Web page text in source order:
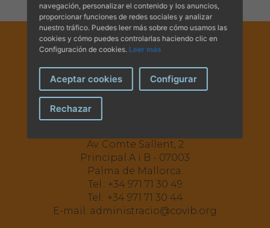
CONTACTO
Av. Comte Sallent, 2
Principal A i B - 07003
Palma de Mallorca.
Tel.: +34 971 71 30 49
Tel.: +34 971 71 30 44
E-mail: administracio@covib.org
navegación, personalizar el contenido y los anuncios,
proporcionar funciones de redes sociales y analizar
nuestro tráfico. Puedes leer más sobre cómo usamos las
cookies y cómo puedes controlarlas haciendo clic en
Configuración de cookies. Leer más
Aceptar cookies Configurar
Rechazar